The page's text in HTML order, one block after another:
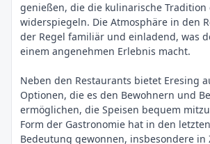
genießen, die die kulinarische Tradition
widerspiegeln. Die Atmosphäre in den
der Regel familiär und einladend, was
einem angenehmen Erlebnis macht.
Neben den Restaurants bietet Eresing
Optionen, die es den Bewohnern und
ermöglichen, die Speisen bequem
Form der Gastronomie hat in den
Bedeutung gewonnen, insbesondere in